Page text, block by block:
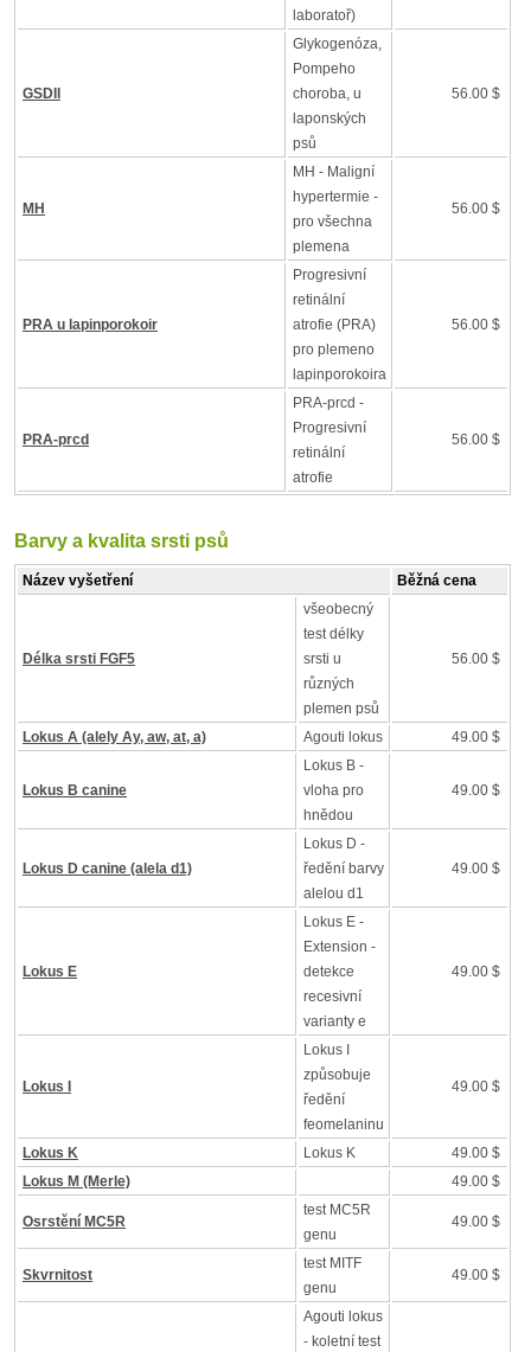
laboratoř)
GSDII
Glykogenóza,
Pompeho
choroba, u
laponských
psů
56.00 $
MH
MH - Maligní
hypertermie -
pro všechna
plemena
56.00 $
PRA u lapinporokoir
Progresivní
retinální
atrofie (PRA)
pro plemeno
lapinporokoira
56.00 $
PRA-prcd
PRA-prcd -
Progresivní
retinální
atrofie
56.00 $
Barvy a kvalita srsti psů
Název vyšetření Běžná cena
Délka srsti FGF5
všeobecný
test délky
srsti u
různých
plemen psů
56.00 $
Lokus A (alely Ay, aw, at, a) Agouti lokus 49.00 $
Lokus B canine
Lokus B -
vloha pro
hnědou
49.00 $
Lokus D canine (alela d1)
Lokus D -
ředění barvy
alelou d1
49.00 $
Lokus E
Lokus E -
Extension -
detekce
recesivní
varianty e
49.00 $
Lokus I
Lokus I
způsobuje
ředění
feomelaninu
49.00 $
Lokus K Lokus K
49.00 $
Lokus M (Merle)
49.00 $
Osrstění MC5R
test MC5R
genu
49.00 $
Skvrnitost
test MITF
genu
49.00 $
Agouti lokus
- koletní test